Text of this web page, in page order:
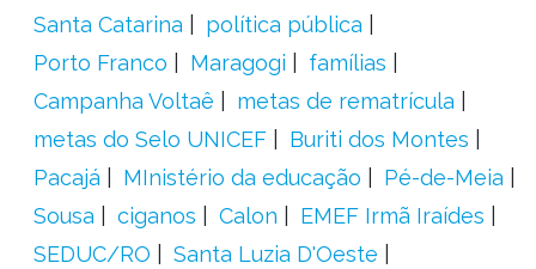
Santa Catarina
política pública
Porto Franco
Maragogi
famílias
Campanha Voltaê
metas de rematrícula
metas do Selo UNICEF
Buriti dos Montes
Pacajá
MInistério da educação
Pé-de-Meia
Sousa
ciganos Calon
EMEF Irmã Iraídes
SEDUC/RO
Santa Luzia D'Oeste